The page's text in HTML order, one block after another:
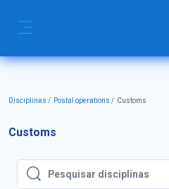
Disciplinas Postal operations Customs
Customs
Pesquisar disciplinas